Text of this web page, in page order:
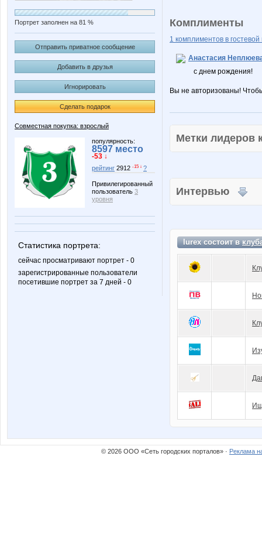
Портрет заполнен на 81 %
Отправить приватное сообщение
Добавить в друзья
Игнорировать
Сделать подарок
Совместная покупка: взрослый
популярность:
8597 место
-53 ↓
рейтинг 2912 -15 ↓ ?
Привилегированный
пользователь 3
уровня
Статистика портрета:
сейчас просматривают портрет - 0
зарегистрированные пользователи
посетившие портрет за 7 дней - 0
Комплименты
1 комплиментов в гостевой
Анастасия
с днем рождения!
Вы не авторизованы!
Метки
Интервью
lurex состоит в
© 2026 ООО «Сеть городских порталов» · Реклама